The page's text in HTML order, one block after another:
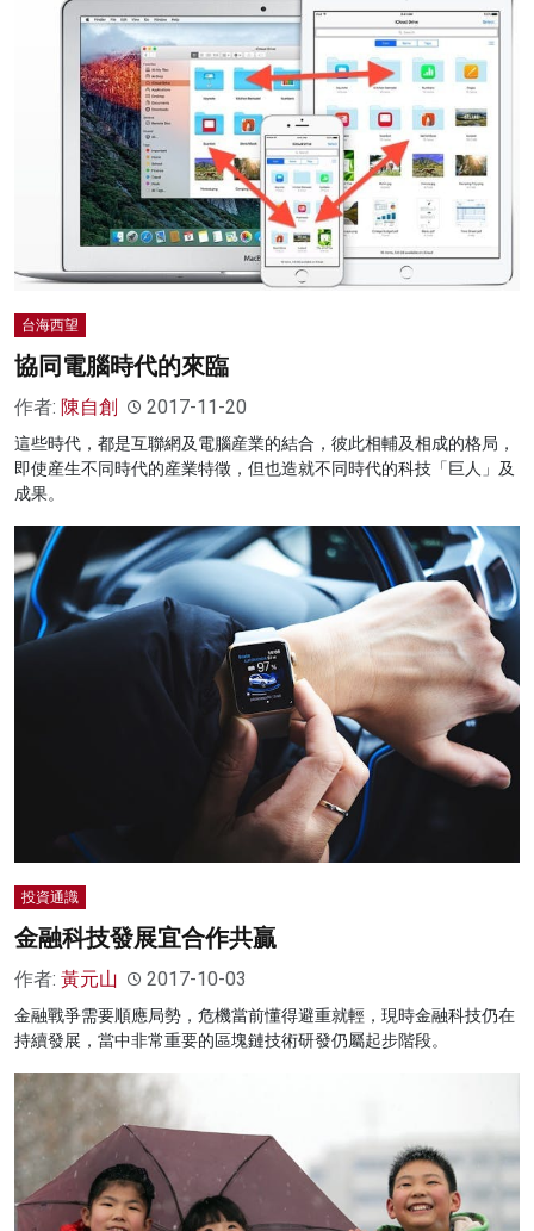
台海西望
協同電腦時代的來臨
作者: 陳自創 2017-11-20
這些時代，都是互聯網及電腦産業的結合，彼此相輔及相成的格局，
即使産生不同時代的産業特徵，但也造就不同時代的科技「巨人」及
成果。
投資通識
金融科技發展宜合作共贏
作者: 黃元山 2017-10-03
金融戰爭需要順應局勢，危機當前懂得避重就輕，現時金融科技仍在
持續發展，當中非常重要的區塊鏈技術研發仍屬起步階段。